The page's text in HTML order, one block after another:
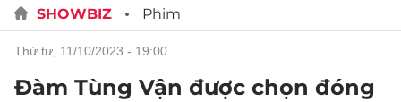
SHOWBIZ Phim
thứ tư, 11/10/2023 - 19:00
Đàm Tùng Vận được chọn đóng